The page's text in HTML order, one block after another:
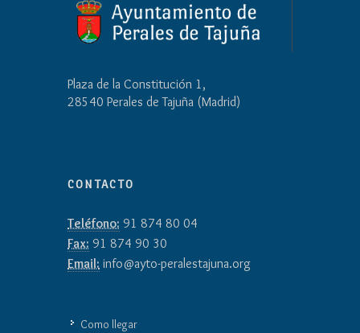
Plaza de la Constitución 1,
28540 Perales de Tajuña (Madrid)
CONTACTO
Teléfono: 91 874 80 04
Fax: 91 874 90 30
Email: info@ayto-peralestajuna.org
Como llegar